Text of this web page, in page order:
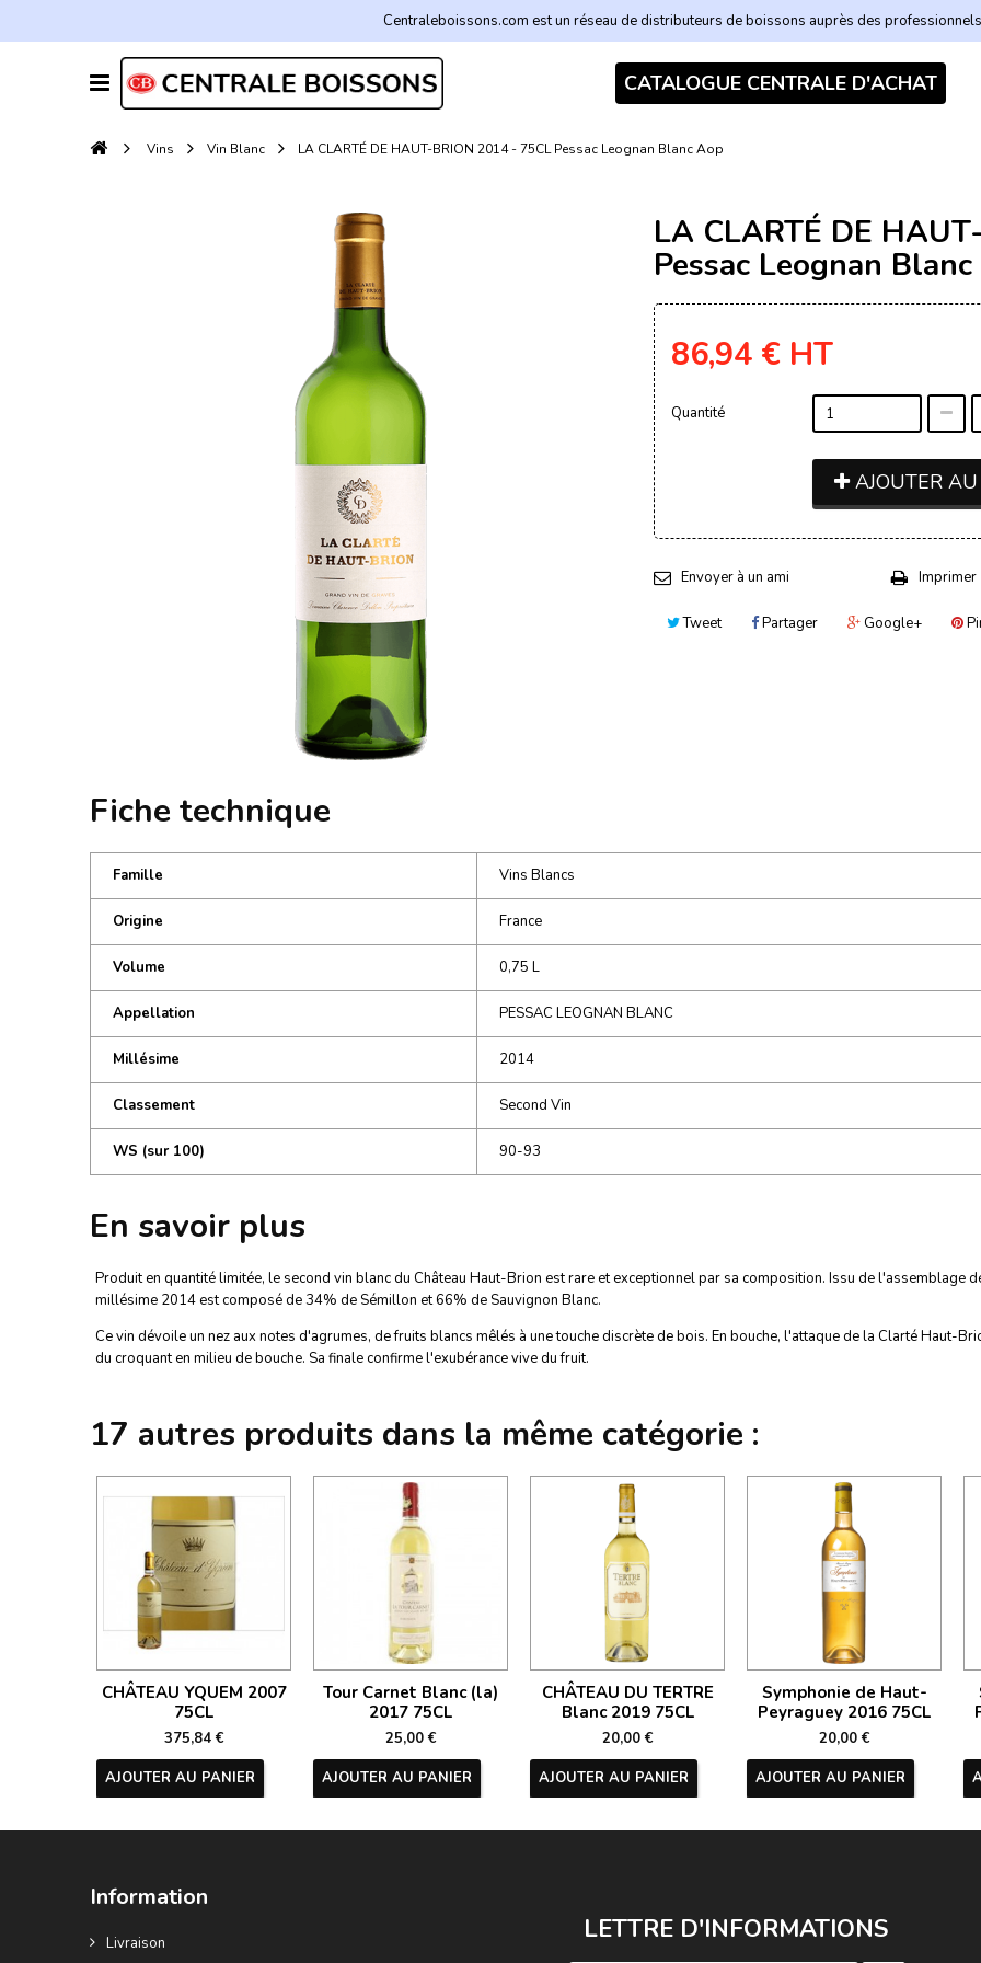
Centraleboissons.com est un réseau de distributeurs de boissons auprès des
CATALOGUE CENTRALE D'ACHAT
Vins Vin Blanc LA CLARTÉ DE HAUT-BRION 2014 - 75CL Pessac Leognan Blanc Aop
LA CLARTÉ DE
Pessac Leognan
86,94 € HT
Quantité
AJOUTER
Envoyer à un ami Imprimer
Tweet Partager Google+
Fiche technique
Famille Vins Blancs
Origine France
Volume 0,75 L
Appellation PESSAC LEOGNAN BLANC
Millésime 2014
Classement Second Vin
WS (sur 100) 90-93
En savoir plus
Produit en quantité limitée, le second vin blanc du Château Haut-Brion est rare et exceptionnel par sa composition. Issu de l'assemblage
millésime 2014 est composé de 34% de Sémillon et 66% de Sauvignon Blanc.
Ce vin dévoile un nez aux notes d'agrumes, de fruits blancs mêlés à une touche discrète de bois. En bouche, l'attaque de la Clarté Haut-
du croquant en milieu de bouche. Sa finale confirme l'exubérance vive du fruit.
17 autres produits dans la même catégorie :
CHÂTEAU YQUEM 2007
75CL
375,84 €
AJOUTER AU PANIER
Tour Carnet Blanc (la)
2017 75CL
25,00 €
AJOUTER AU PANIER
CHÂTEAU DU TERTRE
Blanc 2019 75CL
20,00 €
AJOUTER AU PANIER
Symphonie de Haut-
Peyraguey 2016 75CL
20,00 €
AJOUTER AU PANIER
Information
Livraison LETTRE D'INFORMATIONS